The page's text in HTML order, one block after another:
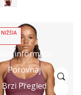
Viac informácií
Porovnaj
Brzi Pregled